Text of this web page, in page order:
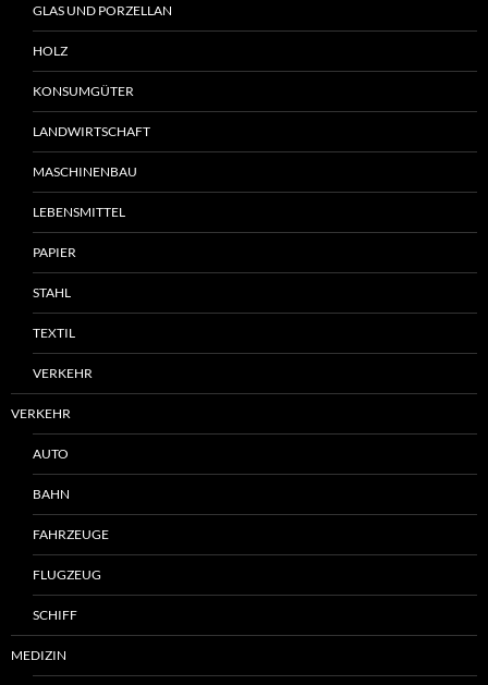
GLAS UND PORZELLAN
HOLZ
KONSUMGÜTER
LANDWIRTSCHAFT
MASCHINENBAU
LEBENSMITTEL
PAPIER
STAHL
TEXTIL
VERKEHR
VERKEHR
AUTO
BAHN
FAHRZEUGE
FLUGZEUG
SCHIFF
MEDIZIN